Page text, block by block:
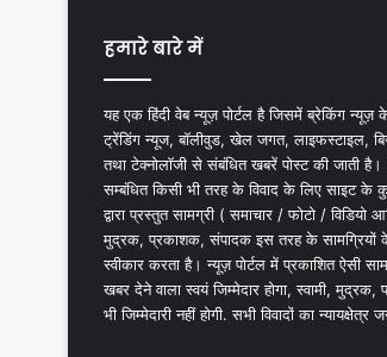
हमारे बारे में
यह एक हिंदी वेब न्यूज़ पोर्टल है जिसमें ब्रेकिंग न्यूज़
ट्रेंडिंग न्यूज, बॉलीवुड, खेल जगत, लाइफस्टाइल,
तथा टेक्नोलॉजी से संबंधित खबरें पोस्ट की जाती
सम्बंधित किसी भी तरह के विवाद के लिए साइट के
द्वारा प्रस्तुत सामग्री ( समाचार / फोटो / विडियो
मुद्रक, प्रकाशक, संपादक इस तरह के सामग्रियों के
स्वीकार करता है। न्यूज़ पोर्टल में प्रकाशित ऐसी
खबर देने वाला स्वयं जिम्मेदार होगा, स्वामी,
भी जिम्मेदारी नहीं होगी. सभी विवादों का न्यायक्षेत्र